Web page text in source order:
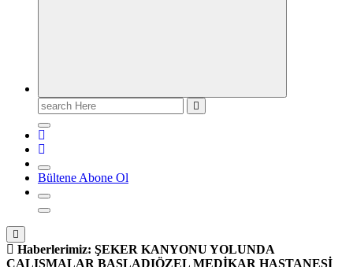
Search
for:
Bültene Abone Ol
Haberlerimiz: ŞEKER KANYONU YOLUNDA
ÇALIŞMALAR BAŞLADIÖZEL MEDİKAR HASTANESİ